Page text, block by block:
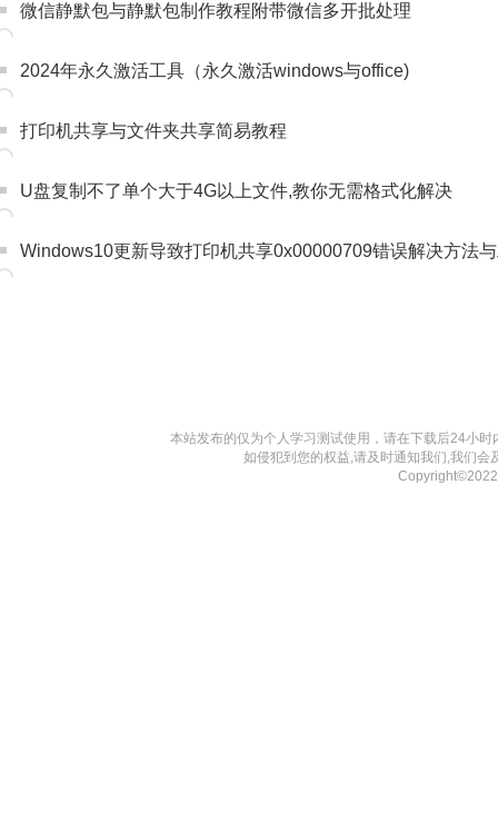
微信静默包与静默包制作教程附带微信多开批处理
2024年永久激活工具（永久激活windows与office)
打印机共享与文件夹共享简易教程
U盘复制不了单个大于4G以上文件,教你无需格式化解决
Windows10更新导致打印机共享0x00000709错误解决方法
本站发布的仅为个人学习测试使用，请在下载后24小
如侵犯到您的权益,请及时通知我们,我们